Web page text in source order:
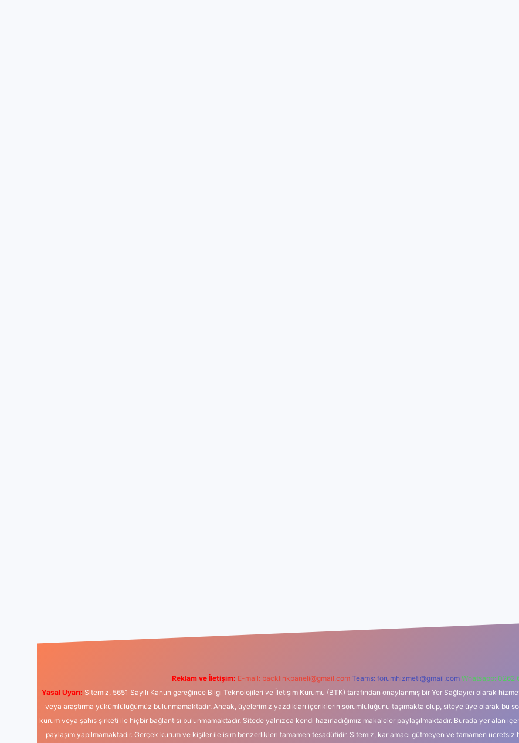
Reklam ve İletişim: E-mail: backlinkpaneli@gmail.com Teams: forumhizmeti@gmail.com Whatsapp: 0262
Yasal Uyarı: Sitemiz, 5651 Sayılı Kanun gereğince Bilgi Teknolojileri ve İletişim Kurumu (BTK) tarafından onaylanmış bir Yer Sağlayıcı olarak
veya araştırma yükümlülüğümüz bulunmamaktadır. Ancak, üyelerimiz yazdıkları içeriklerin sorumluluğunu taşımakta olup, siteye üye olarak bu
kurum veya şahıs şirketi ile hiçbir bağlantısı bulunmamaktadır. Sitede yalnızca kendi hazırladığımız makaleler paylaşılmaktadır. Burada yer alan
paylaşım yapılmamaktadır. Gerçek kurum ve kişiler ile isim benzerlikleri tamamen tesadüfidir. Sitemiz, kar amacı gütmeyen ve tamamen